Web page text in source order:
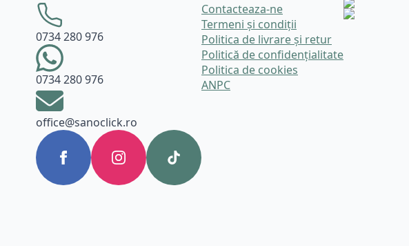
0734 280 976
0734 280 976
office@sanoclick.ro
Contacteaza-ne
Termeni și condiții
Politica de livrare și retur
Politică de confidențialitate
Politica de cookies
ANPC